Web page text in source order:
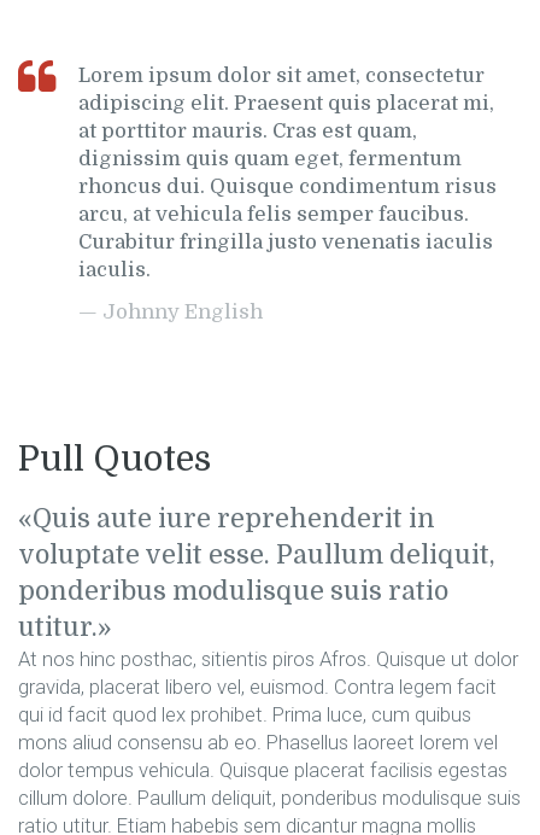
Lorem ipsum dolor sit amet, consectetur
adipiscing elit. Praesent quis placerat mi,
at porttitor mauris. Cras est quam,
dignissim quis quam eget, fermentum
rhoncus dui. Quisque condimentum risus
arcu, at vehicula felis semper faucibus.
Curabitur fringilla justo venenatis iaculis
iaculis.
Johnny English
Pull Quotes
Quis aute iure reprehenderit in
voluptate velit esse. Paullum deliquit,
ponderibus modulisque suis ratio
utitur.
At nos hinc posthac, sitientis piros Afros. Quisque ut dolor
gravida, placerat libero vel, euismod. Contra legem facit
qui id facit quod lex prohibet. Prima luce, cum quibus
mons aliud consensu ab eo. Phasellus laoreet lorem vel
dolor tempus vehicula. Quisque placerat facilisis egestas
cillum dolore. Paullum deliquit, ponderibus modulisque suis
ratio utitur. Etiam habebis sem dicantur magna mollis